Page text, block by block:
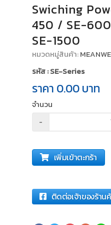
Swiching
450 / SE-
SE-1500
หมวดหมู่สินค้า:
รหัส : SE-Series
ราคา 0.00บาท
จำนวน
-
เพิ่มเข้าตะกร้า
ติดต่อเจ้าของร้าน